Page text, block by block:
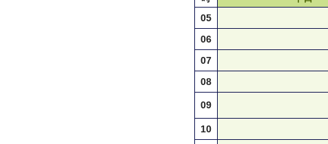
05
06
07
08
09
10